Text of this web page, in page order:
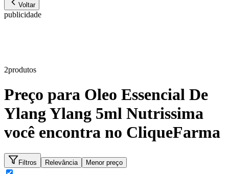
Voltar
publicidade
2produtos
Preço para Oleo Essencial De
Ylang Ylang 5ml Nutrissima
você encontra no CliqueFarma
Filtros Relevância Menor preço